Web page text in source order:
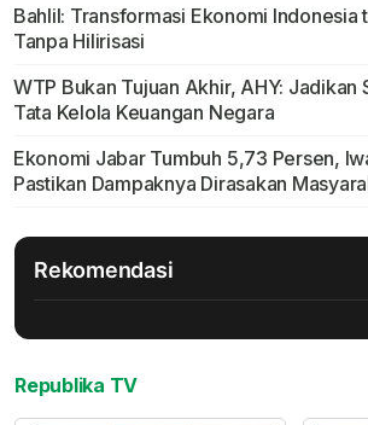
Bahlil: Transformasi Ekonomi Indonesia
Tanpa Hilirisasi
WTP Bukan Tujuan Akhir, AHY: Jadikan
Tata Kelola Keuangan Negara
Ekonomi Jabar Tumbuh 5,73 Persen,
Pastikan Dampaknya Dirasakan
Rekomendasi
Republika TV